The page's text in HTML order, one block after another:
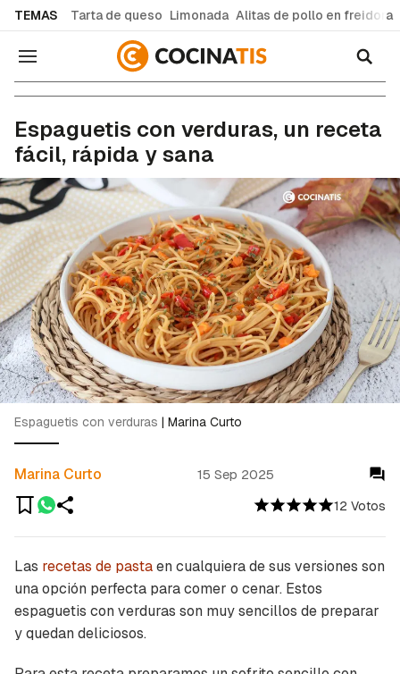
TEMAS Tarta de queso Limonada Alitas de pollo en freidora
Navegación
Espaguetis con verduras, un receta
fácil, rápida y sana
12 Votos
Marina Curto 15 Sep 2025
Espaguetis con verduras | Marina Curto
Las recetas de pastaen cualquiera de sus versiones son
una opción perfecta para comer o cenar. Estos
espaguetis con verduras son muy sencillos de preparar
y quedan deliciosos.